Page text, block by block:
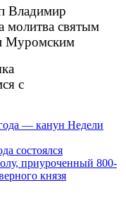
Владимир
молитва святым
Муромским
с
— канун Недели
состоялся
приуроченный 800-
князя